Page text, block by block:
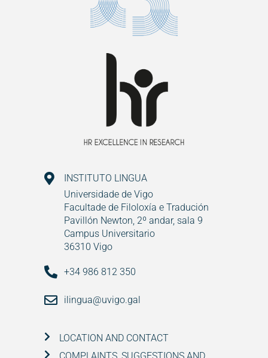
INSTITUTO LINGUA
Universidade de Vigo
Facultade de Filoloxía e Tradución
Pavillón Newton, 2º andar, sala 9
Campus Universitario
36310 Vigo
+34 986 812 350
ilingua@uvigo.gal
LOCATION AND CONTACT